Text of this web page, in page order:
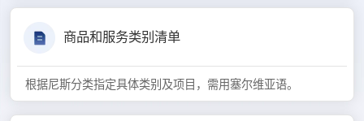
商品和服务类别清单
根据尼斯分类指定具体类别及项目，需用塞尔维亚语。